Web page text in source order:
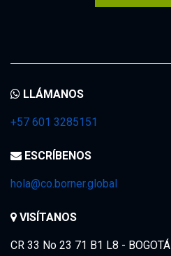
LLÁMANOS
+57 601 3285151
ESCRÍBENOS
hola@co.borner.global
VISÍTANOS
CR 33 No 23 71 B1 L8 - BOGOTÁ